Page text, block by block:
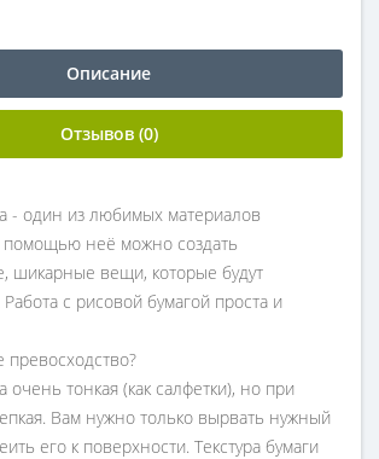
Описание
Отзывов (0)
- один из любимых материалов
помощью неё можно создать
шикарные вещи, которые будут
Работа с рисовой бумагой проста и
превосходство?
очень тонкая (как салфетки), но при
Вам нужно только вырвать нужный
его к поверхности. Текстура бумаги